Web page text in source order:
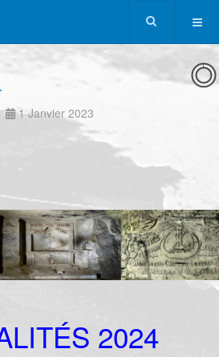
1 Janvier 2023
2024